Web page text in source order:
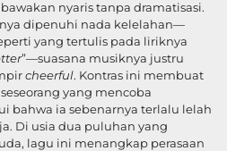
nyaris tanpa dramatisasi.
dipenuhi nada kelelahan—
yang tertulis pada liriknya
”—suasana musiknya justru
cheerful. Kontras ini membuat
yang mencoba
bahwa ia sebenarnya terlalu lelah
Di usia dua puluhan yang
lagu ini menangkap perasaan